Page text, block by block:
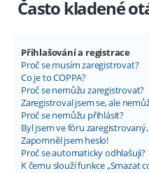
Často kladené
Přihlašování a registrace
Proč se musím zaregistrovat?
Co je to COPPA?
Proč se nemůžu zaregistrovat?
Zaregistroval jsem se, ale
Proč se nemůžu přihlásit?
Byl jsem ve fóru
Zapomněl jsem heslo!
Proč se automaticky odhlašuji?
K čemu slouží funkce „Smazat